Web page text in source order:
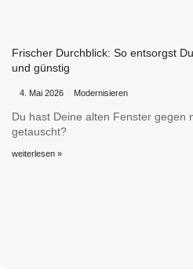
Frischer Durchblick: So entsorgst
und günstig
4. Mai 2026 Modernisieren
Du hast Deine alten Fenster gegen
getauscht?
weiterlesen »